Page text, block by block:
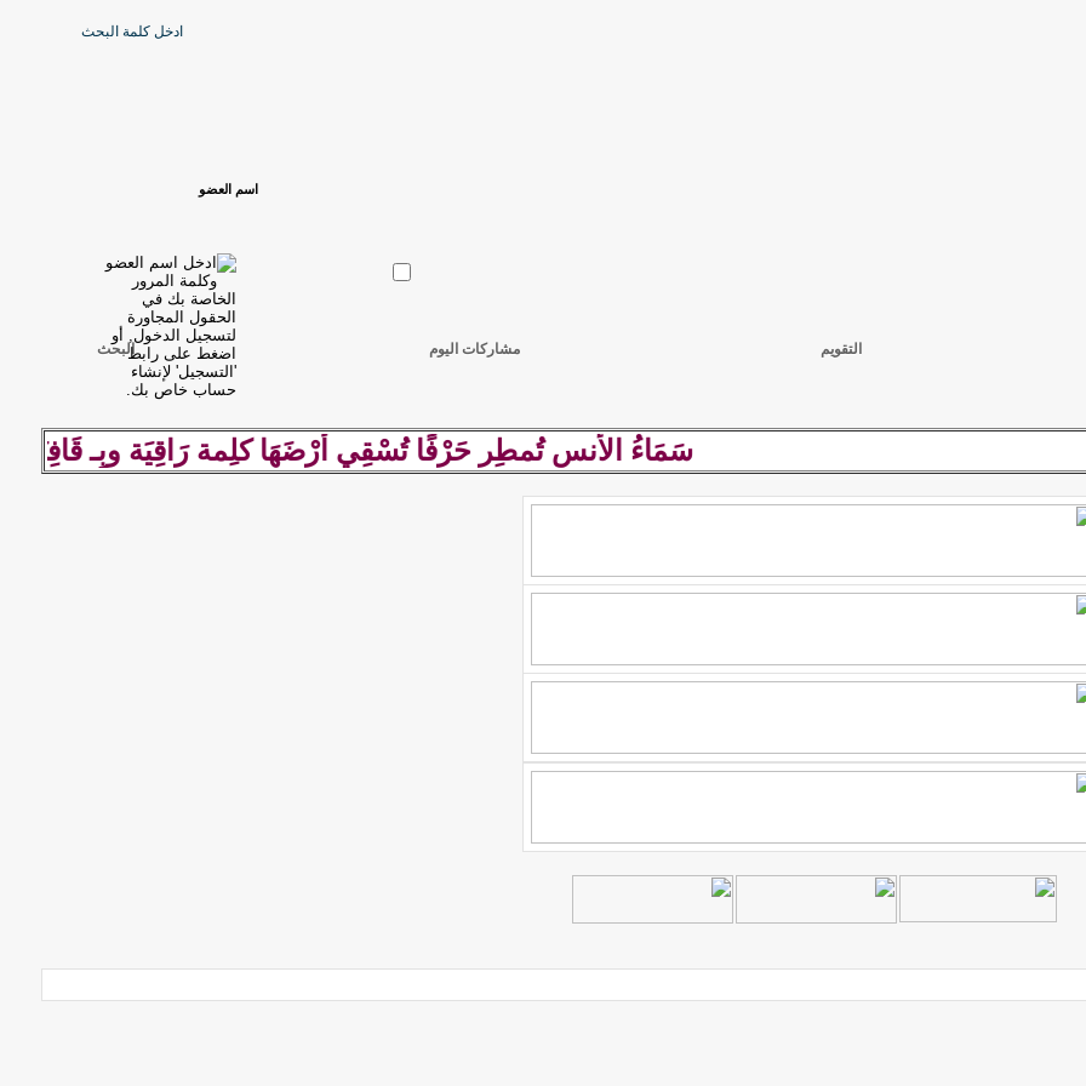
التقويم مشاركات اليوم البحث
سَمَاءُ الأُنسِ تُمطِر حَرْفًا تُسْقِي أرْضَهَا كلِمة رَاقِيَة وبِـ قَافِيَة